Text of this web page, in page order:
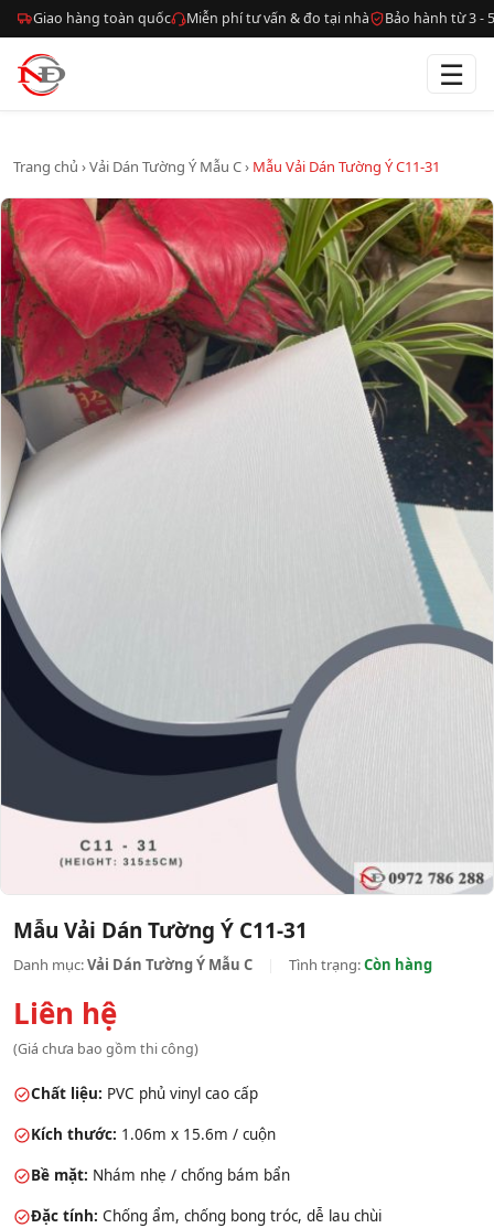
Giao hàng toàn quốc Miễn phí tư vấn & đo tại nhà Bảo hành từ 3 -
☰
Trang chủ ›Vải Dán Tường Ý Mẫu C› Mẫu Vải Dán Tường Ý C11-31
Mẫu Vải Dán Tường Ý C11-31
Danh mục:Vải Dán Tường Ý Mẫu C Tình trạng:Còn hàng
Liên hệ
(Giá chưa bao gồm thi công)
Chất liệu: PVC phủ vinyl cao cấp
Kích thước: 1.06m x 15.6m / cuộn
Bề mặt: Nhám nhẹ / chống bám bẩn
Đặc tính: Chống ẩm, chống bong tróc, dễ lau chùi